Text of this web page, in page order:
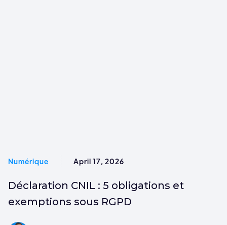
Numérique April 17, 2026
Déclaration CNIL : 5 obligations et
exemptions sous RGPD